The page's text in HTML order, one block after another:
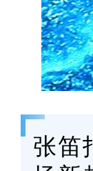
张笛